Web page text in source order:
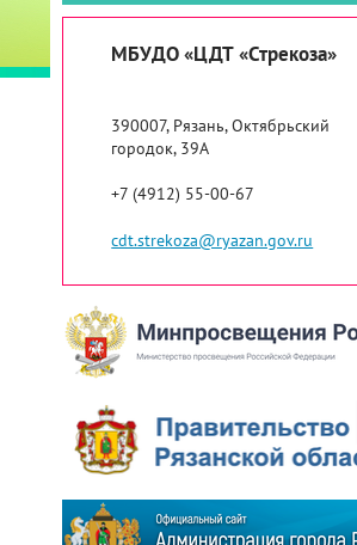
МБУДО «ЦДТ «Стрекоза»
390007, Рязань, Октябрьский
городок, 39А
+7 (4912) 55-00-67
cdt.strekoza@ryazan.gov.ru